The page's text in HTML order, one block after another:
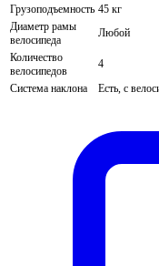
Грузоподъемность 45 кг
Диаметр рамы
велосипеда
Любой
Количество
велосипедов
4
Система наклона
Есть, с